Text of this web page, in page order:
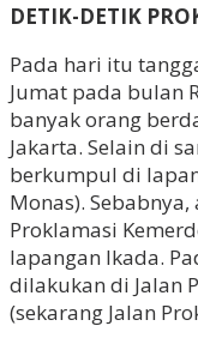
DETIK-DETIK
Pada hari itu
Jumat pada bulan
banyak orang
Jakarta. Selain di
berkumpul di
Monas).
Proklamasi
lapangan Ikada.
dilakukan di Jalan
(sekarang Jalan